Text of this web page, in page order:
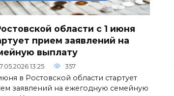
области с 1 июня
прием заявлений на
выплату
13:25 357
в Ростовской области стартует
заявлений на ежегодную семейную